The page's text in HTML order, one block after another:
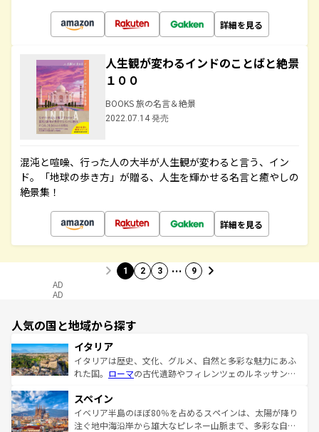
詳細を見る
人生観が変わるインドのことばと絶景
１００
BOOKS 旅の名言＆絶景
2022.07.14 発売
混沌と喧噪、行った人の大半が人生観が変わると言う、イン
ド。「地球の歩き方」が贈る、人生を輝かせる名言と癒やしの
絶景集！
詳細を見る
1 2 3 … 9
AD
AD
人気の国と地域から探す
イタリア
イタリアは歴史、文化、グルメ、自然と多彩な魅力にあふ
れた国。 ローマの古代遺跡やフィレンツェのルネッサンス
ろん、トスカーナの美しい田園風景やアマルフィ海岸の絶
景など、自然景観も見逃せない。観光の合間には、本場の
ピザやパスタなど、絶品のイタリア料理を堪能することも
スペイン
イベリア半島のほぼ80％を占めるスペインは、太陽が降り
注ぐ地中海沿岸から雄大なピレネー山脈まで、多彩な自然